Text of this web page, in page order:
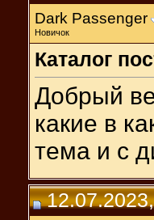
Dark Passenger
Новичок
Каталог
Добрый
какие в
тема и с